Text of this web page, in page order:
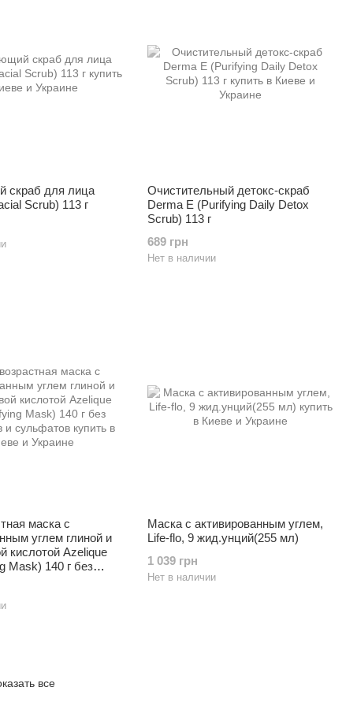
скраб для лица
Scrub) 113 г
Очистительный детокс-скраб
Derma E (Purifying Daily Detox
Scrub) 113 г
689 грн
Нет в наличии
маска с
углем глиной и
кислотой Azelique
Mask) 140 г без
Маска с активированным углем,
Life-flo, 9 жид.унций(255 мл)
1 039 грн
Нет в наличии
все